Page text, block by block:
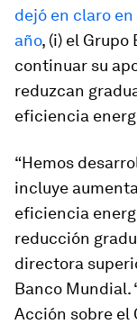
dejó en claro
año, (i) el
continuar su
reduzcan
eficiencia
“Hemos
incluye
eficiencia
reducción
directora
Banco Mundial.
Acción sobre el